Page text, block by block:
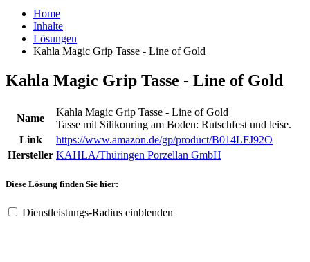
Home
Inhalte
Lösungen
Kahla Magic Grip Tasse - Line of Gold
Kahla Magic Grip Tasse - Line of Gold
Name
Kahla Magic Grip Tasse - Line of Gold
Tasse mit Silikonring am Boden: Rutschfest und leise.
Link
https://www.amazon.de/gp/product/B014LFJ92O
Hersteller KAHLA/Thüringen Porzellan GmbH
Diese Lösung finden Sie hier:
Dienstleistungs-Radius einblenden